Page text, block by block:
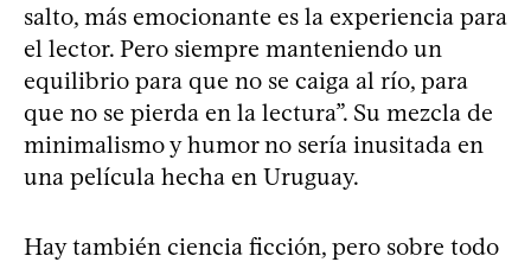
salto, más emocionante es la experiencia para
el lector. Pero siempre manteniendo un
equilibrio para que no se caiga al río, para
que no se pierda en la lectura”. Su mezcla de
minimalismo y humor no sería inusitada en
una película hecha en Uruguay.
Hay también ciencia ficción, pero sobre todo